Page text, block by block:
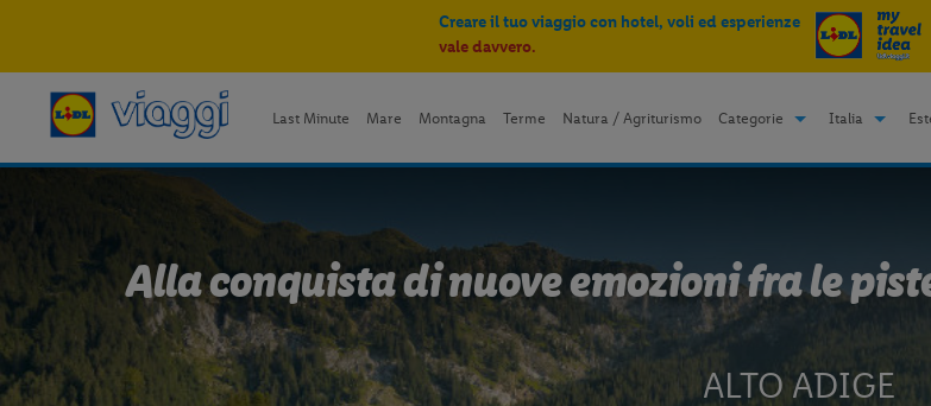
Creare il tuo viaggio con hotel, voli ed esperienze
vale davvero.
Last Minute Mare Montagna Terme Natura / Agriturismo Categorie Italia
Alla conquista di nuove emozioni fra le
ALTO ADIGE